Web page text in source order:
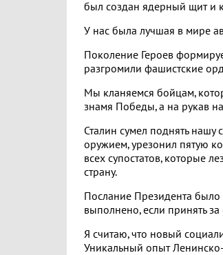
был создан ядерный щит и
У нас была лучшая в мире
Поколение Героев
разгромили фашистские
Мы кланяемся бойцам,
знамя Победы, а на рукав
Сталин сумел поднять
оружием, урезонил пятую
всех супостатов, которые
страну.
Послание Президента
выполнено, если принять
Я считаю, что новый
Уникальный опыт